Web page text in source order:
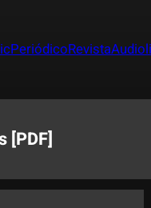
PeriódicoRevista
[PDF]